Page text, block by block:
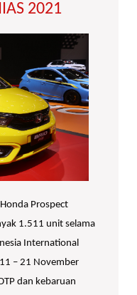
2021
Prospect
1.511 unit selama
International
– 21 November
dan kebaruan